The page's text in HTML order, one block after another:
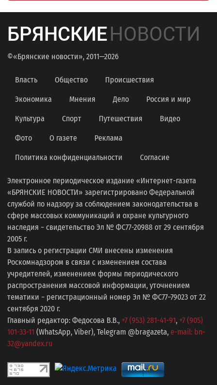
БРЯНСКИЕНОВОСТИ
©«Брянские новости», 2011—2026
Власть Общество Происшествия
Экономика Мнения Дело Россия и мир
Культура Спорт Путешествия Видео
Фото О газете Реклама
Политика конфиденциальности Согласие
Электронное периодическое издание «Интернет-газета
«БРЯНСКИЕ НОВОСТИ» зарегистрировано Федеральной
службой по надзору за соблюдением законодательства в
сфере массовых коммуникаций и охране культурного
наследия − свидетельство Эл № ФС77-20988 от 29 сентября
2005 г.
В запись о регистрации СМИ внесены изменения
Роскомнадзором в связи с изменением состава
учредителей, изменением формы периодического
распространения массовой информации, уточнением
тематики − регистрационный номер Эл № ФС77−79023 от 22
сентября 2020 г.
Главный редактор: Федосова В.В., +7 (953) 281-41-91, +7 (905)
101-33-11 (WhatsApp, Viber), Telegram @bragazeta, e-mail: bn-
32@yandex.ru